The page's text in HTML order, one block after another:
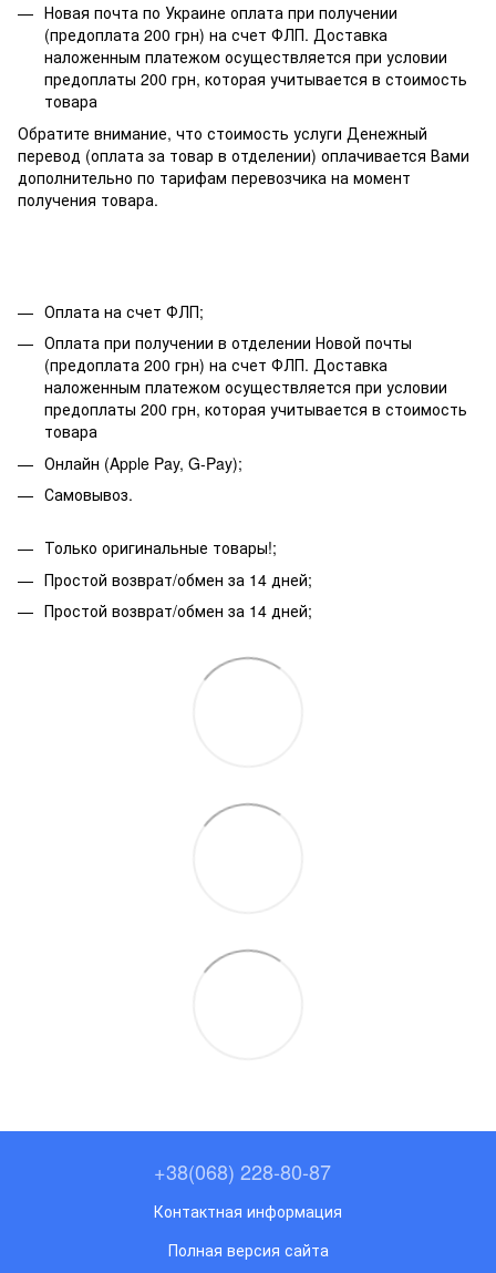
Новая почта по Украине оплата при получении
(предоплата 200 грн) на счет ФЛП. Доставка
наложенным платежом осуществляется при условии
предоплаты 200 грн, которая учитывается в стоимость
товара
Обратите внимание, что стоимость услуги Денежный
перевод (оплата за товар в отделении) оплачивается Вами
дополнительно по тарифам перевозчика на момент
получения товара.
Оплата на счет ФЛП;
Оплата при получении в отделении Новой почты
(предоплата 200 грн) на счет ФЛП. Доставка
наложенным платежом осуществляется при условии
предоплаты 200 грн, которая учитывается в стоимость
товара
Онлайн (Apple Pay, G-Pay);
Самовывоз.
Только оригинальные товары!;
Простой возврат/обмен за 14 дней;
Простой возврат/обмен за 14 дней;
+38(068) 228-80-87
Контактная информация
Полная версия сайта